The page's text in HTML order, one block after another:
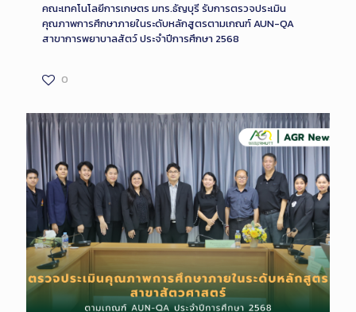
คณะเทคโนโลยีการเกษตร มทร.ธัญบุรี รับการตรวจประเมิน
คุณภาพการศึกษาภายในระดับหลักสูตรตามเกณฑ์ AUN-QA
สาขาการพยาบาลสัตว์ ประจำปีการศึกษา 2568
0